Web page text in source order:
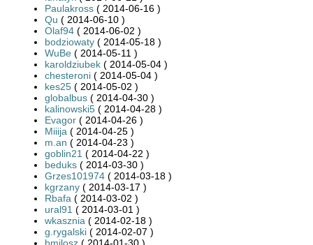
Paulakross ( 2014-06-16 )
Qu ( 2014-06-10 )
Olaf94 ( 2014-06-02 )
bodziowaty ( 2014-05-18 )
WuBe ( 2014-05-11 )
karoldziubek ( 2014-05-04 )
chesteroni ( 2014-05-04 )
kes25 ( 2014-05-02 )
globalbus ( 2014-04-30 )
kalinowski5 ( 2014-04-28 )
Evagor ( 2014-04-26 )
Miiija ( 2014-04-25 )
m.an ( 2014-04-23 )
goblin21 ( 2014-04-22 )
beduks ( 2014-03-30 )
Grzes101974 ( 2014-03-18 )
kgrzany ( 2014-03-17 )
Rbafa ( 2014-03-02 )
ural91 ( 2014-03-01 )
wkasznia ( 2014-02-18 )
g.rygalski ( 2014-02-07 )
bmilosz ( 2014-01-30 )